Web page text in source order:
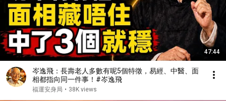
47:44
岑逸飛：長壽老人多數有呢5個特徵，易經、中醫、面
相都指向同一件事！#岑逸飛
福運安身局 • 38K views